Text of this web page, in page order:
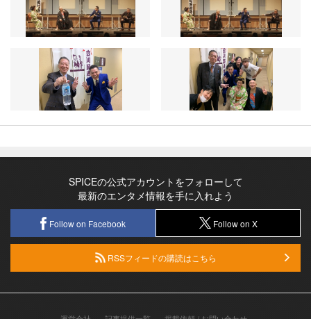
SPICEの公式アカウントをフォローして
最新のエンタメ情報を手に入れよう
Follow on Facebook Follow on X
RSSフィードの購読はこちら